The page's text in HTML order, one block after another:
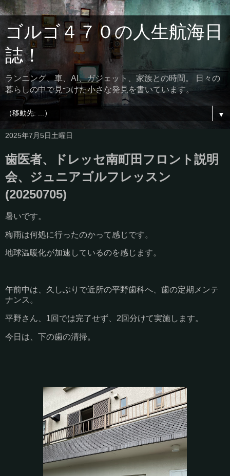
ゴルゴ４７０の人生航海日
誌！
ランニング、車、AI、ガジェット、家族との時間。 日々の
暮らしの中で見つけた小さな発見を書いています。
▼
2025年7月5日土曜日
歯医者、ドレッセ南町田フロント説明
会、ジュニアゴルフレッスン
(20250705)
暑いです。
梅雨は何処に行ったのかって感じです。
地球温暖化が加速しているのを感じます。
午前中は、久しぶりで近所の平野歯科へ、歯の定期メンテ
ナンス。
平野さん、1回では完了せず、2回分けて実施します。
今日は、下の歯の清掃。